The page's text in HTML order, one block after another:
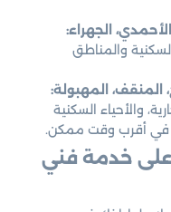
الجهراء:
والمناطق
المنقف، المهبولة:
والأحياء السكنية
في أقرب وقت ممكن.
على خدمة فني